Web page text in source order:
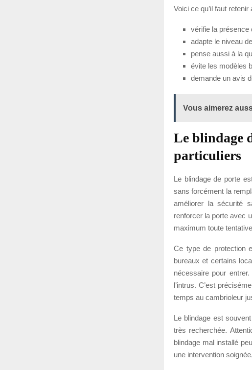
Voici ce qu’il faut
vérifie la présence
adapte le niveau
pense aussi à la
évite les modèles
demande un avis
Vous aimerez
Le blindage
particuliers
Le blindage de porte
sans forcément la
améliorer la sécurité
renforcer la porte avec
maximum toute
Ce type de protection
bureaux et certains
nécessaire pour
l’intrus. C’est
temps au cambrioleur
Le blindage est
très recherchée.
blindage mal installé
une intervention